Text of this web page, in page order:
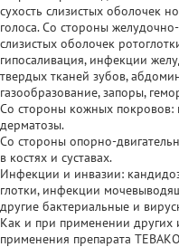
сухость слизистых оболочек
голоса. Со стороны
слизистых оболочек
гипосаливация, инфекции
твердых тканей зубов,
газообразование, запоры,
Со стороны кожных покровов:
дерматозы.
Со стороны опорно-
в костях и суставах.
Инфекции и инвазии:
глотки, инфекции
другие бактериальные и
Как и при применении других
применения препарата